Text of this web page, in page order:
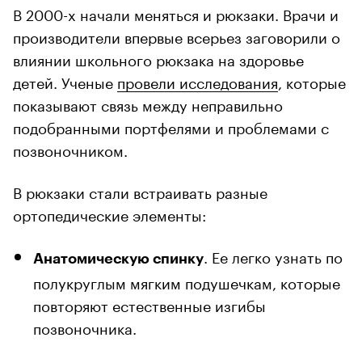
В 2000-х начали меняться и рюкзаки. Врачи и
производители впервые всерьез заговорили о
влиянии школьного рюкзака на здоровье
детей. Ученые провели исследования , которые
показывают связь между неправильно
подобранными портфелями и проблемами с
позвоночником.
В рюкзаки стали встраивать разные
ортопедические элементы:
Анатомическую спинку
. Ее легко узнать по
полукруглым мягким подушечкам, которые
повторяют естественные изгибы
позвоночника.